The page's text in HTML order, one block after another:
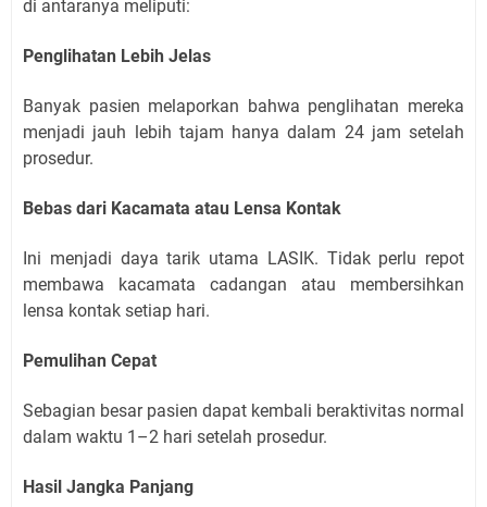
di antaranya meliputi:
Penglihatan Lebih Jelas
Banyak pasien melaporkan bahwa penglihatan mereka
menjadi jauh lebih tajam hanya dalam 24 jam setelah
prosedur.
Bebas dari Kacamata atau Lensa Kontak
Ini menjadi daya tarik utama LASIK. Tidak perlu repot
membawa kacamata cadangan atau membersihkan
lensa kontak setiap hari.
Pemulihan Cepat
Sebagian besar pasien dapat kembali beraktivitas normal
dalam waktu 1–2 hari setelah prosedur.
Hasil Jangka Panjang